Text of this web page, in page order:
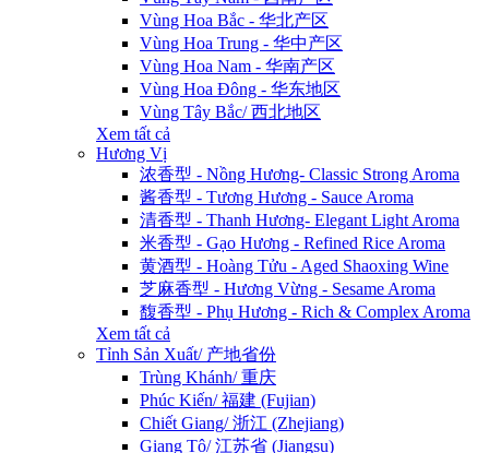
Vùng Hoa Bắc - 华北产区
Vùng Hoa Trung - 华中产区
Vùng Hoa Nam - 华南产区
Vùng Hoa Đông - 华东地区
Vùng Tây Bắc/ 西北地区
Xem tất cả
Hương Vị
浓香型 - Nồng Hương- Classic Strong Aroma
酱香型 - Tương Hương - Sauce Aroma
清香型 - Thanh Hương- Elegant Light Aroma
米香型 - Gạo Hương - Refined Rice Aroma
黄酒型 - Hoàng Tửu - Aged Shaoxing Wine
芝麻香型 - Hương Vừng - Sesame Aroma
馥香型 - Phụ Hương - Rich & Complex Aroma
Xem tất cả
Tỉnh Sản Xuất/ 产地省份
Trùng Khánh/ 重庆
Phúc Kiến/ 福建 (Fujian)
Chiết Giang/ 浙江 (Zhejiang)
Giang Tô/ 江苏省 (Jiangsu)